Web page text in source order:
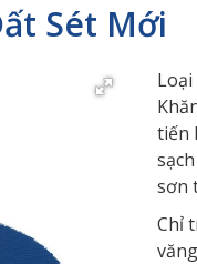
Sét Mới
tiến
sơn
Chỉ